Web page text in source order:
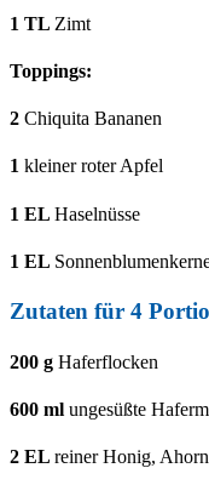
1 TL Zimt
Toppings:
2 Chiquita Bananen
1 kleiner roter Apfel
1 EL Haselnüsse
1 EL
Zutaten für 4
200 g Haferflocken
600 ml ungesüßte
2 EL reiner Honig,